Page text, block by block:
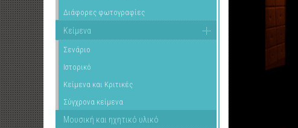
Διάφορες φωτογραφίες
Κείμενα
Σενάριο
Ιστορικό
Κείμενα και Κριτικές
Σύγχρονα κείμενα
Μουσική και ηχητικό υλικό